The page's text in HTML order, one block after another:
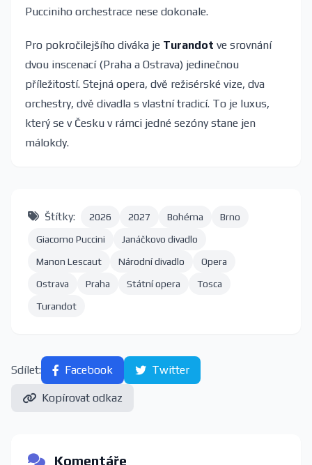
Pucciniho orchestrace nese dokonale.
Pro pokročilejšího diváka je Turandot ve srovnání
dvou inscenací (Praha a Ostrava) jedinečnou
příležitostí. Stejná opera, dvě režisérské vize, dva
orchestry, dvě divadla s vlastní tradicí. To je luxus,
který se v Česku v rámci jedné sezóny stane jen
málokdy.
Štítky: 2026 2027 Bohéma
Brno
Giacomo Puccini
Janáčkovo divadlo
Manon Lescaut
Národní divadlo
Opera
Ostrava
Praha Státní opera
Tosca
Turandot
Sdílet: Facebook Twitter
Kopírovat odkaz
Komentáře